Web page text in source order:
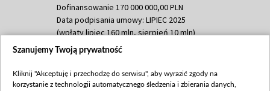
Dofinansowanie 170 000 000,00 PLN
Data podpisania umowy: LIPIEC 2025
(wpłaty lipiec 160 mln, sierpień 10 mln)
Dofinansowanie 60 000 000,00 PLN
(wpłata wrzesień 60 mln)
Szanujemy Twoją prywatność
Kliknij "Akceptuję i przechodzę do serwisu", aby wyrazić zgody na
korzystanie z technologii automatycznego śledzenia i zbierania danych,